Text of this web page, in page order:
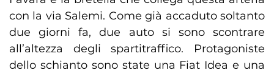
con la via Salemi. Come già accaduto soltanto
due giorni fa, due auto si sono scontrare
all’altezza degli spartitraffico. Protagoniste
dello schianto sono state una Fiat Idea e una